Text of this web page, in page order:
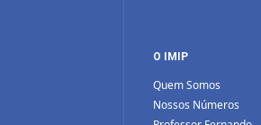
O IMIP
Quem Somos
Nossos Números